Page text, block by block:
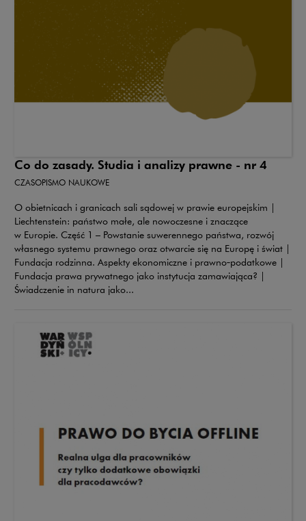
Co do zasady. Studia i analizy prawne - nr 4
CZASOPISMO NAUKOWE
O obietnicach i granicach sali sądowej w prawie europejskim |
Liechtenstein: państwo małe, ale nowoczesne i znaczące
w Europie. Część 1 – Powstanie suwerennego państwa, rozwój
własnego systemu prawnego oraz otwarcie się na Europę i świat |
Fundacja rodzinna. Aspekty ekonomiczne i prawno‑podatkowe |
Fundacja prawa prywatnego jako instytucja zamawiająca? |
Świadczenie in natura jako...